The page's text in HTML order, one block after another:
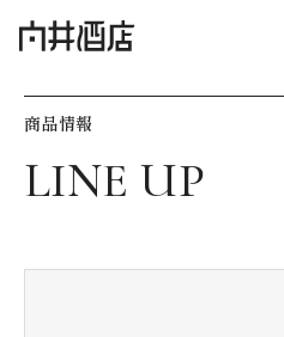
飲食店経営のお
商品情報